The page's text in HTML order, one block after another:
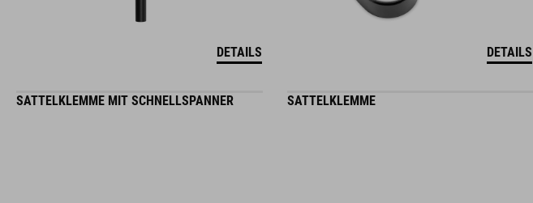
DETAILS DETAILS
SATTELKLEMME MIT SCHNELLSPANNER SATTELKLEMME